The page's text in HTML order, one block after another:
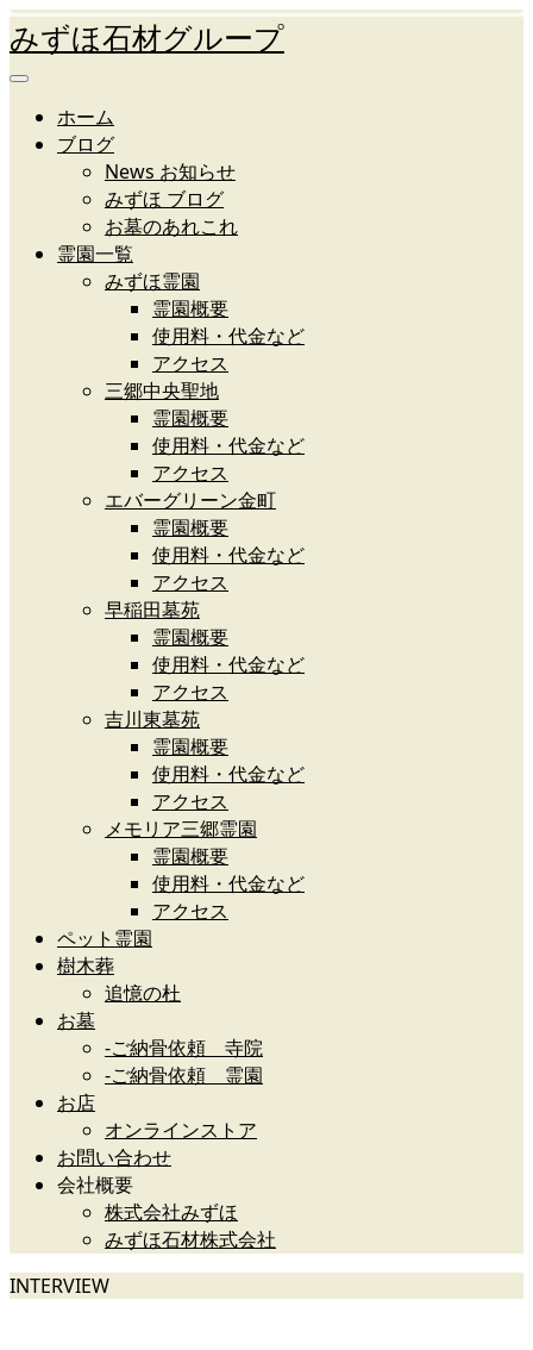
みずほ石材グループ
ホーム
ブログ
News お知らせ
みずほ ブログ
お墓のあれこれ
霊園一覧
みずほ霊園
霊園概要
使用料・代金など
アクセス
三郷中央聖地
霊園概要
使用料・代金など
アクセス
エバーグリーン金町
霊園概要
使用料・代金など
アクセス
早稲田墓苑
霊園概要
使用料・代金など
アクセス
吉川東墓苑
霊園概要
使用料・代金など
アクセス
メモリア三郷霊園
霊園概要
使用料・代金など
アクセス
ペット霊園
樹木葬
追憶の杜
お墓
-ご納骨依頼 寺院
-ご納骨依頼 霊園
お店
オンラインストア
お問い合わせ
会社概要
株式会社みずほ
みずほ石材株式会社
INTERVIEW